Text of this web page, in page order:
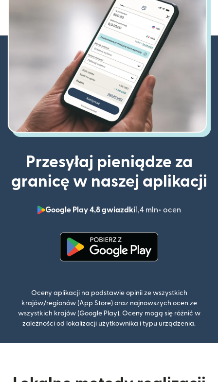
Przesyłaj pieniądze za
granicę w naszej aplikacji
Google Play 4,8 gwiazdki1,4 mln+ ocen
(otwiera
Oceny aplikacji na podstawie opinii ze wszystkich
krajów/regionów (App Store) oraz najnowszych ocen ze
wszystkich krajów (Google Play). Oceny mogą się różnić w
zależności od lokalizacji użytkownika i typu urządzenia.